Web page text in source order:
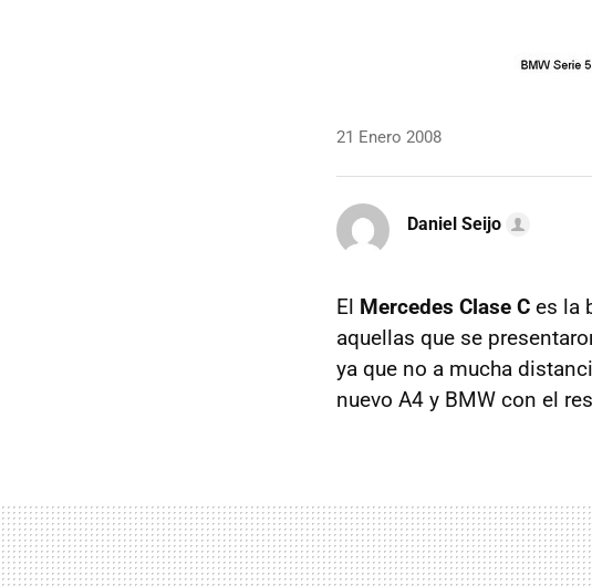
21 Enero 2008
Daniel Seijo
El Mercedes Clase C es la
aquellas que se
ya que no a mucha
nuevo A4 y BMW con el